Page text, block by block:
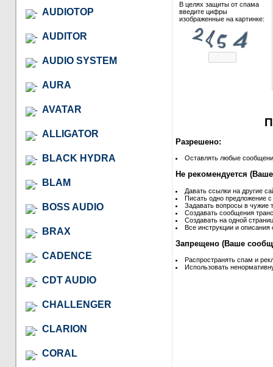
AUDIOTOP
AUDITOR
AUDIO SYSTEM
AURA
AVATAR
ALLIGATOR
BLACK HYDRA
BLAM
BOSS AUDIO
BRAX
CADENCE
CDT AUDIO
CHALLENGER
CLARION
CORAL
В целях защиты от спама
введите цифры
изображенные на картинке:
Разрешено:
Оставлять любые
Не рекомендуется
Давать ссылки на другие
Писать одно предложение
Задавать вопросы в чужие
Создавать сообщения
Создавать на одной
Все инструкции и описания
Запрещено (Ваше
Распространять спам и
Использовать